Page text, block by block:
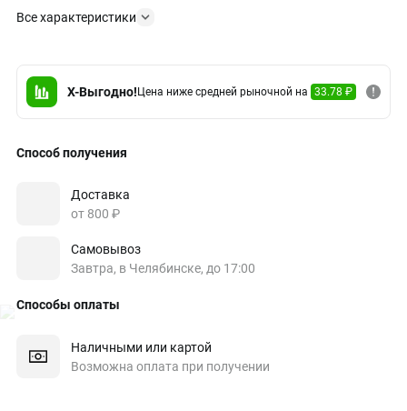
Все характеристики
X-Выгодно! Цена ниже средней рыночной на 33.78 ₽
Способ получения
Доставка
от 800 ₽
Самовывоз
Завтра, в Челябинске, до 17:00
Способы оплаты
Наличными или картой
Возможна оплата при получении